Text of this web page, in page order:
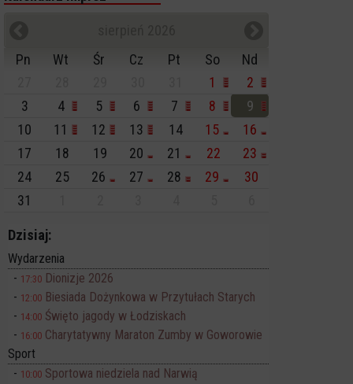
Pn
Wt Śr Cz Pt So
Nd
1
2
3
4 5 6 7 8
9
10
11 12 13 14 15
16
17
18 19 20 21 22
23
24
25 26 27 28 29
30
31
Dzisiaj:
Wydarzenia
17:30 Dionizje 2026
12:00 Biesiada Dożynkowa w Przytułach Starych
14:00 Święto jagody w Łodziskach
16:00 Charytatywny Maraton Zumby w Goworowie
Sport
10:00 Sportowa niedziela nad Narwią